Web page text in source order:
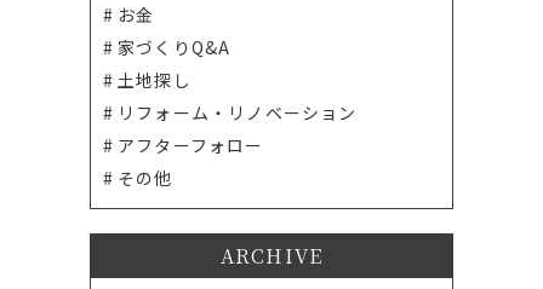
お金
家づくりQ&A
土地探し
リフォーム・リノベーション
アフターフォロー
その他
ARCHIVE